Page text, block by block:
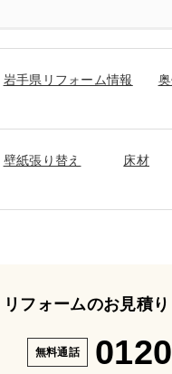
岩手県リフォーム情報
壁紙張り替え 床材
リフォームのお見積
無料通話